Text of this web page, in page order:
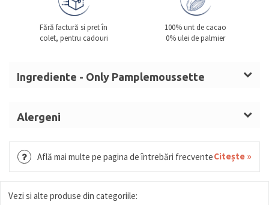
Fără factură si pret în
colet, pentru cadouri
100% unt de cacao
0% ulei de palmier
Ingrediente - Only Pamplemoussette
de cacao, sirop de glucoză, unt de cacao, dextroză,
(minim 54% solide de cacao).
Alergeni
Află mai multe pe pagina de întrebări frecventeCitește »
Vezi si alte produse din categoriile: